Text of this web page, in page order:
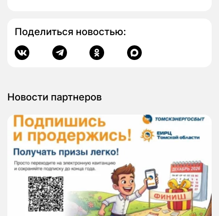
Поделиться новостью:
Новости партнеров